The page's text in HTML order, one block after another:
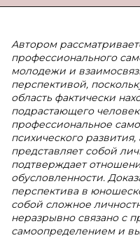
Автором
профессионального
молодежи и
перспективой,
область фактически
подрастающего
профессиональное
психического
представляет собой
подтверждает
обусловленности.
перспектива в
собой сложное
неразрывно связано с
самоопределением и